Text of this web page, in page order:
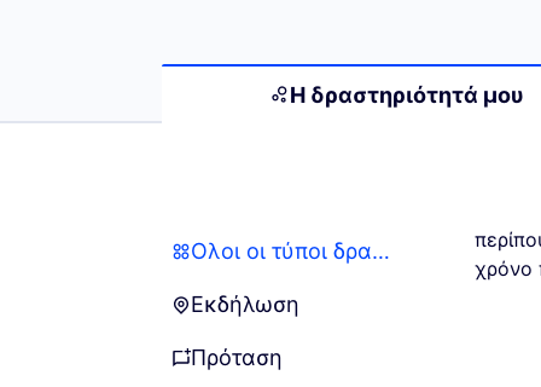
Η δραστηριότητά μου
Όλοι οι τύποι δραστηριότητας
Όλοι οι τύποι δραστηριότητας
Εκδήλωση
Εκδήλωση
Πρόταση
Πρόταση
χρόνο